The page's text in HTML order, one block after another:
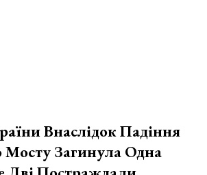
Внаслідок Падіння
Мосту Загинула Одна